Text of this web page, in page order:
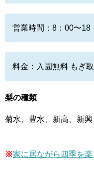
営業時間：8：00〜18
料金：入園無料 もぎ
梨の種類
菊水、豊水、新高、新興
※家に居ながら四季を